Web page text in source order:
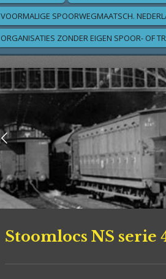
VOORMALIGE SPOORWEGMAATSCH.
ORGANISATIES ZONDER EIGEN SPOOR- OF
Stoomlocs NS serie